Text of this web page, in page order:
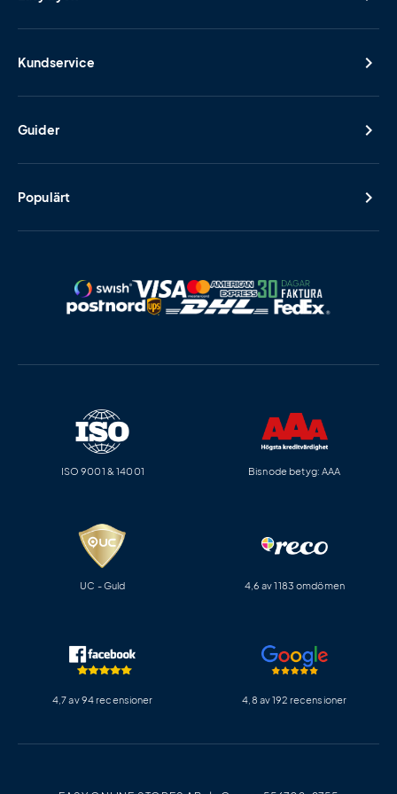
Kundservice
Guider
Populärt
ISO 9001 & 14001 Bisnode betyg: AAA
UC - Guld 4,6 av 1183 omdömen
4,7 av 94 recensioner 4,8 av 192 recensioner